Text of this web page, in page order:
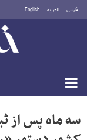
فارسی العربية English
سه ماه پس از